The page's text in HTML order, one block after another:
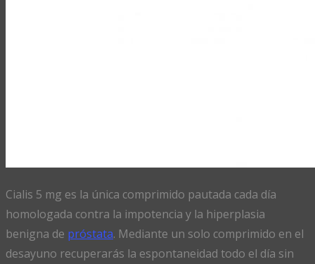
Cialis 5 mg es la única comprimido pautada cada día
homologada contra la impotencia y la hiperplasia
benigna de próstata. Mediante un solo comprimido en el
desayuno recuperarás la espontaneidad todo el día sin